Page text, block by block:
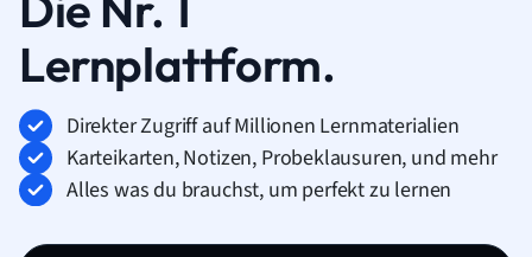
Lernplattform.
Direkter Zugriff auf Millionen Lernmaterialien
Karteikarten, Notizen, Probeklausuren, und mehr
Alles was du brauchst, um perfekt zu lernen